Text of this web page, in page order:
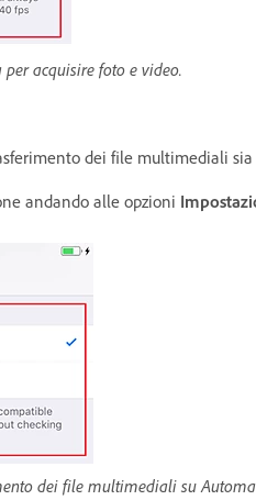
acquisire foto e video.
dei file multimediali
andando alle opzioni
dei file multimediali su